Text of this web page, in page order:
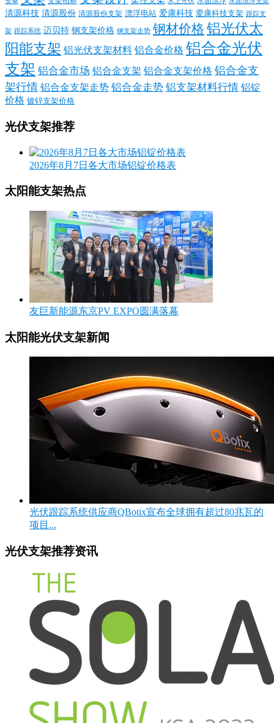
清源科技 清源股份 清源股份支架 漂浮电站 爱康科技 爱康科技支架 跟踪支
架 跟踪系统 迈贝特 钢支架价格 钢支架走势 钢材价格 铝光伏太
阳能支架 铝光伏支架材料 铝合金价格 铝合金光伏
支架 铝合金市场 铝合金支架 铝合金支架价格 铝合金支
架行情 铝合金支架走势 铝合金走势 铝支架材料行情 铝锭
价格 镀锌支架价格
光伏支架推荐
2026年8月7日各大市场铝锭价格表
太阳能支架热点
友巨新能源东京PV EXPO圆满落幕
太阳能光伏支架新闻
光伏跟踪系统供应商QBotix宣布全球拥有超过80兆瓦的
项目...
光伏支架推荐资讯